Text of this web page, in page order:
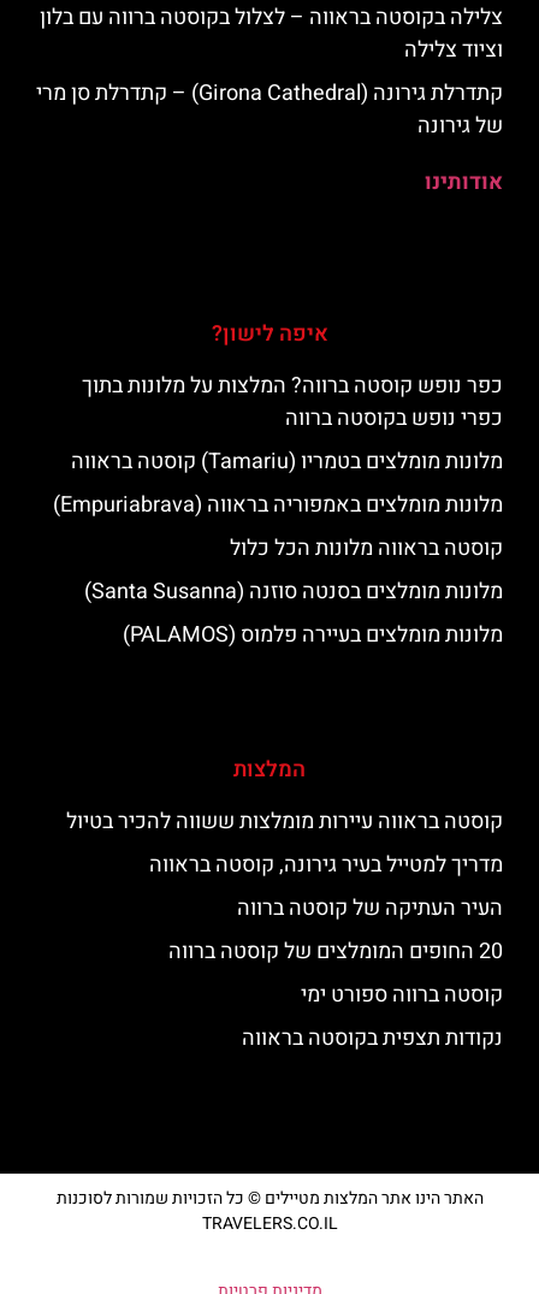
צלילה בקוסטה בראווה – לצלול בקוסטה ברווה עם בלון
וציוד צלילה
קתדרלת גירונה (Girona Cathedral) – קתדרלת סן מרי
של גירונה
אודותינו
איפה לישון?
כפר נופש קוסטה ברווה? המלצות על מלונות בתוך
כפרי נופש בקוסטה ברווה
מלונות מומלצים בטמריו (Tamariu) קוסטה בראווה
מלונות מומלצים באמפוריה בראווה (Empuriabrava)
קוסטה בראווה מלונות הכל כלול
מלונות מומלצים בסנטה סוזנה (Santa Susanna)
מלונות מומלצים בעיירה פלמוס (PALAMOS)
המלצות
קוסטה בראווה עיירות מומלצות ששווה להכיר בטיול
מדריך למטייל בעיר גירונה, קוסטה בראווה
העיר העתיקה של קוסטה ברווה
20 החופים המומלצים של קוסטה ברווה
קוסטה ברווה ספורט ימי
נקודות תצפית בקוסטה בראווה
האתר הינו אתר המלצות מטיילים © כל הזכויות שמורות לסוכנות
TRAVELERS.CO.IL